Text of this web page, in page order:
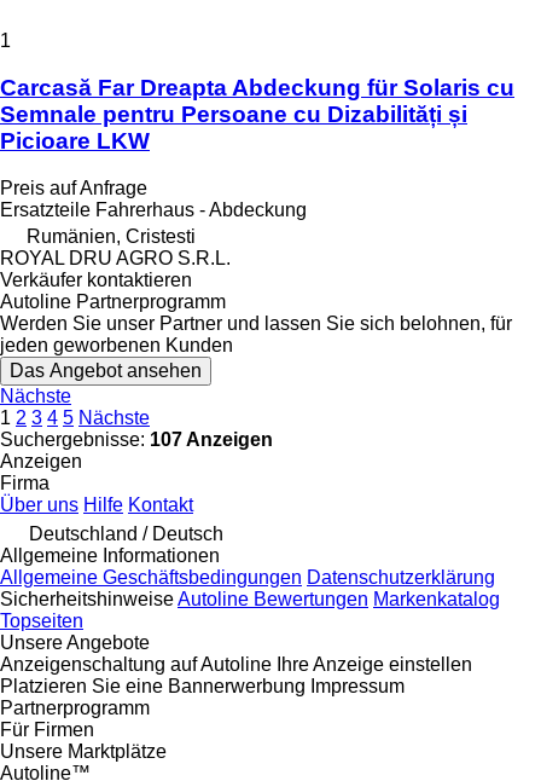
1
Carcasă Far Dreapta Abdeckung für Solaris cu
Semnale pentru Persoane cu Dizabilități și
Picioare LKW
Preis auf Anfrage
Ersatzteile Fahrerhaus - Abdeckung
Rumänien, Cristesti
ROYAL DRU AGRO S.R.L.
Verkäufer kontaktieren
Autoline Partnerprogramm
Werden Sie unser Partner und lassen Sie sich belohnen, für
jeden geworbenen Kunden
Das Angebot ansehen
Nächste
1 2 3 4 5 Nächste
Suchergebnisse: 107 Anzeigen
Anzeigen
Firma
Über uns Hilfe Kontakt
Deutschland / Deutsch
Allgemeine Informationen
Allgemeine Geschäftsbedingungen Datenschutzerklärung
SicherheitshinweiseAutoline Bewertungen Markenkatalog
Topseiten
Unsere Angebote
Anzeigenschaltung auf Autoline Ihre Anzeige einstellen
Platzieren Sie eine Bannerwerbung Impressum
Partnerprogramm
Für Firmen
Unsere Marktplätze
Autoline™